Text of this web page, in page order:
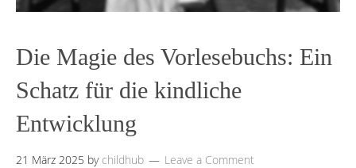
Die Magie des Vorlesebuchs: Ein
Schatz für die kindliche
Entwicklung
21 März 2025 by childhub Leave a Comment